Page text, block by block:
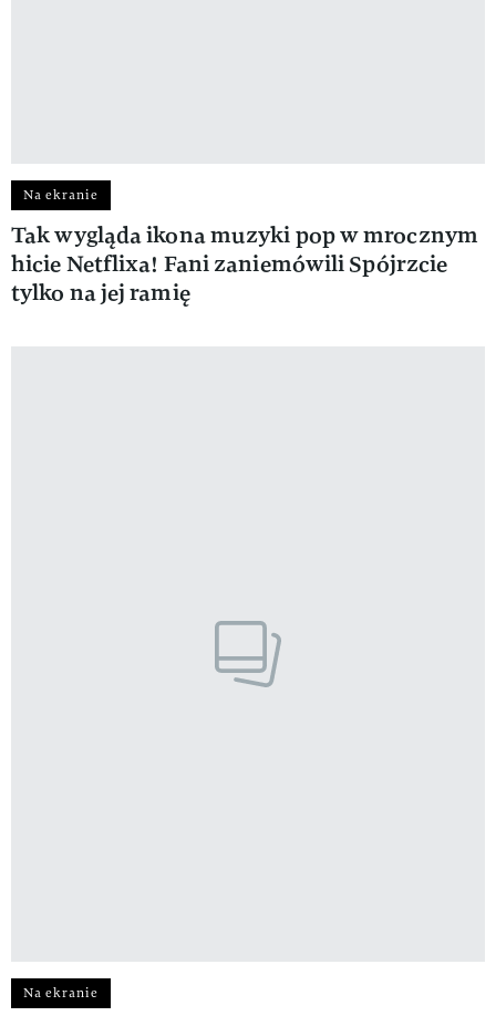
Na ekranie
Tak wygląda ikona muzyki pop w mrocznym
hicie Netflixa! Fani zaniemówili Spójrzcie
tylko na jej ramię
Na ekranie